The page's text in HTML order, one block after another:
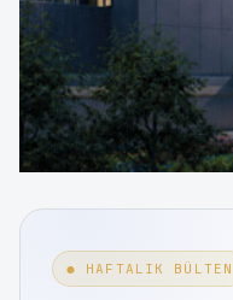
● HAFTALIK BÜLTEN